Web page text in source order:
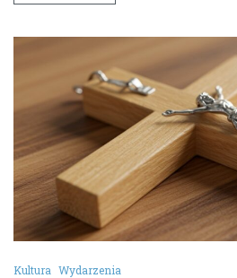
Kultura Wydarzenia